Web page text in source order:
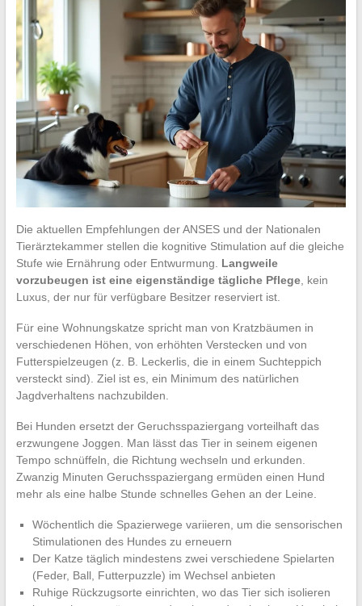
Die aktuellen Empfehlungen der ANSES und der Nationalen
Tierärztekammer stellen die kognitive Stimulation auf die gleiche
Stufe wie Ernährung oder Entwurmung. Langweile
vorzubeugen ist eine eigenständige tägliche Pflege, kein
Luxus, der nur für verfügbare Besitzer reserviert ist.
Für eine Wohnungskatze spricht man von Kratzbäumen in
verschiedenen Höhen, von erhöhten Verstecken und von
Futterspielzeugen (z. B. Leckerlis, die in einem Suchteppich
versteckt sind). Ziel ist es, ein Minimum des natürlichen
Jagdverhaltens nachzubilden.
Bei Hunden ersetzt der Geruchsspaziergang vorteilhaft das
erzwungene Joggen. Man lässt das Tier in seinem eigenen
Tempo schnüffeln, die Richtung wechseln und erkunden.
Zwanzig Minuten Geruchsspaziergang ermüden einen Hund
mehr als eine halbe Stunde schnelles Gehen an der Leine.
Wöchentlich die Spazierwege variieren, um die sensorischen
Stimulationen des Hundes zu erneuern
Der Katze täglich mindestens zwei verschiedene Spielarten
(Feder, Ball, Futterpuzzle) im Wechsel anbieten
Ruhige Rückzugsorte einrichten, wo das Tier sich isolieren